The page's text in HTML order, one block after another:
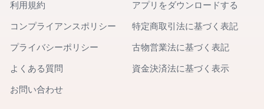
利用規約
コンプライアンスポリシー
プライバシーポリシー
よくある質問
お問い合わせ
アプリをダウンロードする
特定商取引法に基づく表記
古物営業法に基づく表記
資金決済法に基づく表示